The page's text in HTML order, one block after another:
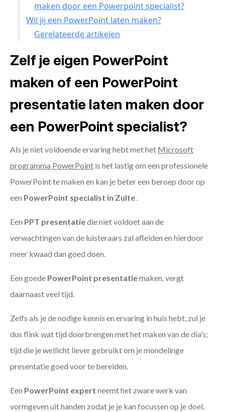
maken door een Powerpoint specialist?
Wil jij een PowerPoint laten maken?
Gerelateerde artikelen
Zelf je eigen PowerPoint
maken of een PowerPoint
presentatie laten maken door
een PowerPoint specialist?
Als je niet voldoende ervaring hebt met het Microsoft
programma PowerPoint is het lastig om een professionele
PowerPoint te maken en kan je beter een beroep door op
een PowerPoint specialist in Zulte .
Een PPT presentatiedie niet voldoet aan de
verwachtingen van de luisteraars zal afleiden en hierdoor
meer kwaad dan goed doen.
Een goede PowerPoint presentatiemaken, vergt
daarnaast veel tijd.
Zelfs als je de nodige kennis en ervaring in huis hebt, zul je
dus flink wat tijd doorbrengen met het maken van de dia’s;
tijd die je wellicht liever gebruikt om je mondelinge
presentatie goed voor te bereiden.
Een PowerPoint expert neemt het zware werk van
vormgeven uit handen zodat je je kan focussen op je doel.